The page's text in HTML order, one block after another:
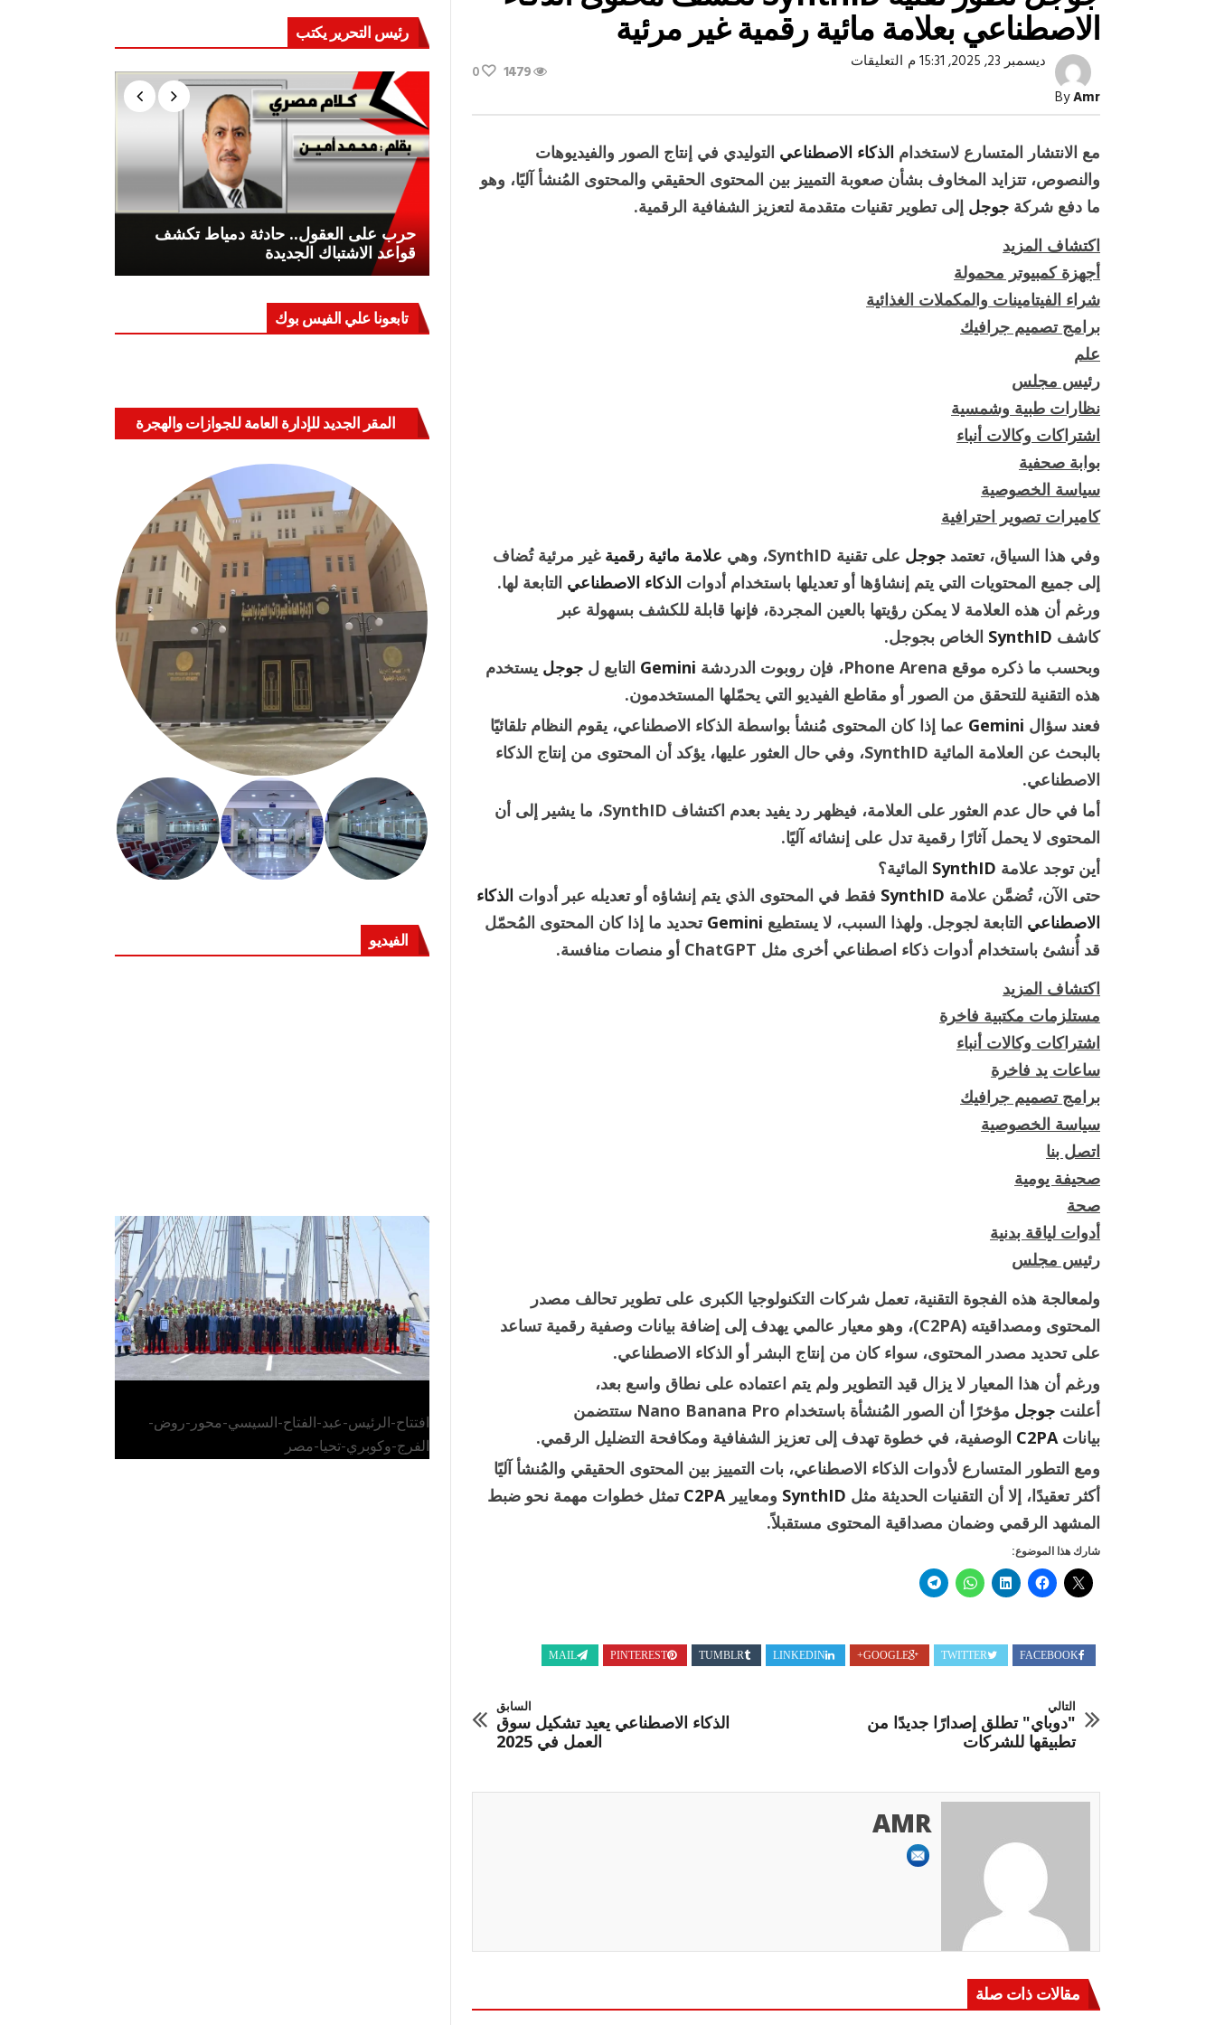
الاصطناعي بعلامة مائية رقمية غير مرئية
ByAmr
ديسمبر 23, 2025, 15:31 م التعليقات
SynthID
محتوى
الذكاء
الاصطناعي
بعلامة
مائية
رقمية
1479
0
مع الانتشار المتسارع لاستخدام الذكاء الاصطناعي التوليدي في إنتاج الصور والفيديوهات
والنصوص، تتزايد المخاوف بشأن صعوبة التمييز بين المحتوى الحقيقي والمحتوى المُنشأ آليًا، وهو
ما دفع شركة جوجل إلى تطوير تقنيات متقدمة لتعزيز الشفافية الرقمية.
اكتشاف المزيد
أجهزة كمبيوتر محمولة
شراء الفيتامينات والمكملات الغذائية
برامج تصميم جرافيك
علم
رئيس مجلس
نظارات طبية وشمسية
اشتراكات وكالات أنباء
بوابة صحفية
سياسة الخصوصية
كاميرات تصوير احترافية
وفي هذا السياق، تعتمد جوجل على تقنية SynthID، وهي علامة مائية رقميةغير مرئية تُضاف
إلى جميع المحتويات التي يتم إنشاؤها أو تعديلها باستخدام أدوات الذكاء الاصطناعي التابعة لها.
ورغم أن هذه العلامة لا يمكن رؤيتها بالعين المجردة، فإنها قابلة للكشف بسهولة عبر
كاشف SynthID الخاص بجوجل.
وبحسب ما ذكره موقع Phone Arena، فإن روبوت الدردشة
Gemini التابع ل جوجل يستخدم
هذه التقنية للتحقق من الصور أو مقاطع الفيديو التي يحمّلها المستخدمون.
فعند سؤال Gemini عما إذا كان المحتوى مُنشأ بواسطة الذكاء الاصطناعي، يقوم النظام تلقائيًا
بالبحث عن العلامة المائية SynthID، وفي حال العثور عليها، يؤكد أن المحتوى من إنتاج الذكاء
الاصطناعي.
أما في حال عدم العثور على العلامة، فيظهر رد يفيد بعدم اكتشاف SynthID، ما يشير إلى أن
المحتوى لا يحمل آثارًا رقمية تدل على إنشائه آليًا.
أين توجد علامة SynthID المائية؟
حتى الآن، تُضمَّن علامة SynthID فقط في المحتوى الذي يتم إنشاؤه أو تعديله عبر أدوات الذكاء
الاصطناعي التابعة لجوجل. ولهذا السبب، لا يستطيع Gemini تحديد ما إذا كان المحتوى المُحمّل
قد أُنشئ باستخدام أدوات ذكاء اصطناعي أخرى مثل ChatGPT أو منصات منافسة.
اكتشاف المزيد
مستلزمات مكتبية فاخرة
اشتراكات وكالات أنباء
ساعات يد فاخرة
برامج تصميم جرافيك
سياسة الخصوصية
اتصل بنا
صحيفة يومية
صحة
أدوات لياقة بدنية
رئيس مجلس
ولمعالجة هذه الفجوة التقنية، تعمل شركات التكنولوجيا الكبرى على تطوير تحالف مصدر
المحتوى ومصداقيته (C2PA)، وهو معيار عالمي يهدف إلى إضافة بيانات وصفية رقمية تساعد
على تحديد مصدر المحتوى، سواء كان من إنتاج البشر أو الذكاء الاصطناعي.
ورغم أن هذا المعيار لا يزال قيد التطوير ولم يتم اعتماده على نطاق واسع بعد،
أعلنت جوجل
مؤخرًا أن الصور المُنشأة باستخدام Nano Banana Pro ستتضمن
بياناتC2PA الوصفية، في خطوة تهدف إلى تعزيز الشفافية ومكافحة التضليل الرقمي.
ومع التطور المتسارع لأدوات الذكاء الاصطناعي، بات التمييز بين المحتوى الحقيقي والمُنشأ آليًا
أكثر تعقيدًا، إلا أن التقنيات الحديثة مثل SynthID ومعاييرC2PA تمثل خطوات مهمة نحو ضبط
المشهد الرقمي وضمان مصداقية المحتوى مستقبلاً.
شارك هذا الموضوع:
FACEBOOK
TWITTER
GOOGLE+
LINKEDIN
TUMBLR
PINTEREST
MAIL
السابق
الذكاء الاصطناعي يعيد تشكيل سوق
العمل في 2025
التالي
"دوباي" تطلق إصدارًا جديدًا من
تطبيقها للشركات
AMR
مقالات ذات صلة
رئيس التحرير يكتب
حرب على العقول.. حادثة دمياط تكشف
قواعد الاشتباك الجديدة
جهاز مستقبل مصر نموذجا.. لماذا تُنشئ
الدول كيانات تنموية عملاقة؟
تابعونا علي الفيس بوك
المقر الجديد للإدارة العامة للجوازات والهجرة
الفيديو
الرئيس عبد الفتاح السيسي يفتتح محور روض
الفرج وكوبري تحيا مصر
افتتاح-الرئيس-عبد-الفتاح-السيسي-محور-روض-
الفرج-وكوبري-تحيا-مصر